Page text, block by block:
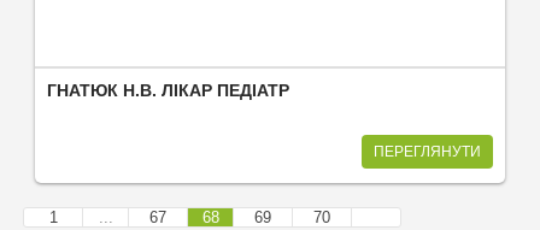
ГНАТЮК Н.В. ЛІКАР ПЕДІАТР
ПЕРЕГЛЯНУТИ
1 ... 67 68 69 70